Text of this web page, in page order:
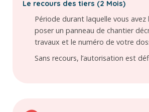
Le recours des tiers (2 Mois)
Période durant laquelle vous avez
poser un panneau de chantier
travaux et le numéro de votre
Sans recours, l’autorisation est